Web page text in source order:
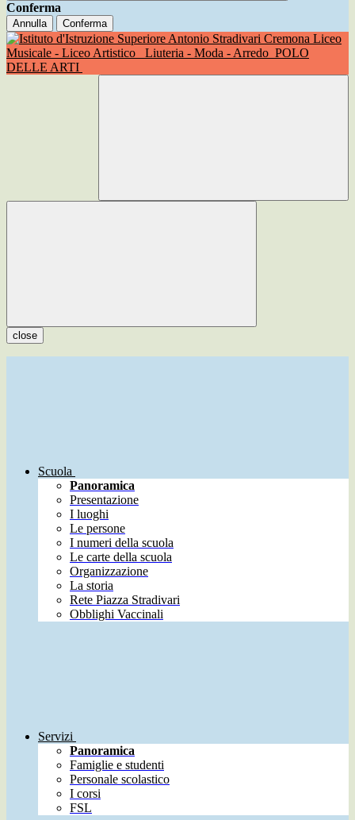
Conferma
Annulla Conferma
Liceo
Musicale - Liceo Artistico
Liuteria - Moda - Arredo POLO
DELLE ARTI
close
Scuola
Panoramica
Presentazione
I luoghi
Le persone
I numeri della scuola
Le carte della scuola
Organizzazione
La storia
Rete Piazza Stradivari
Obblighi Vaccinali
Servizi
Panoramica
Famiglie e studenti
Personale scolastico
I corsi
FSL